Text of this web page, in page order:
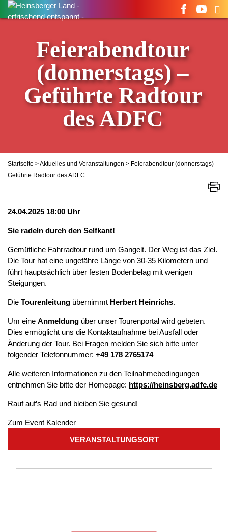
Suchen
nach:
Feierabendtour
(donnerstags) –
Geführte Radtour
des ADFC
Startseite >Aktuelles und Veranstaltungen > Feierabendtour (donnerstags) –
Geführte Radtour des ADFC
24.04.2025 18:00 Uhr
Sie radeln durch den Selfkant!
Gemütliche Fahrradtour rund um Gangelt. Der Weg ist das Ziel.
Die Tour hat eine ungefähre Länge von 30-35 Kilometern und
führt hauptsächlich über festen Bodenbelag mit wenigen
Steigungen.
Die Tourenleitung übernimmt Herbert Heinrichs.
Um eine Anmeldung über unser Tourenportal wird gebeten.
Dies ermöglicht uns die Kontaktaufnahme bei Ausfall oder
Änderung der Tour. Bei Fragen melden Sie sich bitte unter
folgender Telefonnummer: +49 178 2765174
Alle weiteren Informationen zu den Teilnahmebedingungen
entnehmen Sie bitte der Homepage: https://heinsberg.adfc.de
Rauf auf’s Rad und bleiben Sie gesund!
Zum Event Kalender
VERANSTALTUNGSORT